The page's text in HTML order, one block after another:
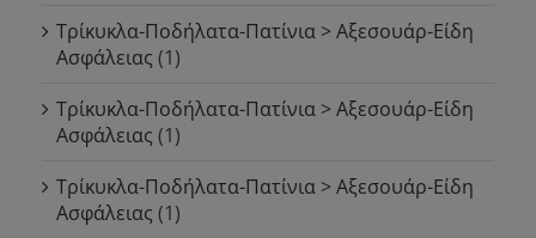
Τρίκυκλα-Ποδήλατα-Πατίνια > Αξεσουάρ-Είδη
Ασφάλειας (1)
Τρίκυκλα-Ποδήλατα-Πατίνια > Αξεσουάρ-Είδη
Ασφάλειας (1)
Τρίκυκλα-Ποδήλατα-Πατίνια > Αξεσουάρ-Είδη
Ασφάλειας (1)